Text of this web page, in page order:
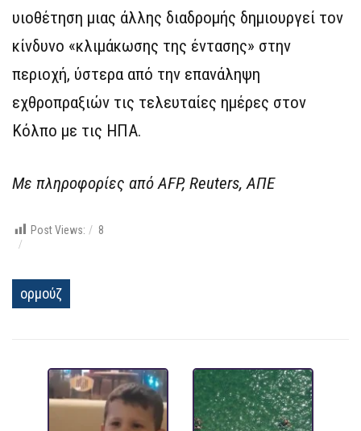
υιοθέτηση μιας άλλης διαδρομής δημιουργεί τον
κίνδυνο «κλιμάκωσης της έντασης» στην
περιοχή, ύστερα από την επανάληψη
εχθροπραξιών τις τελευταίες ημέρες στον
Κόλπο με τις ΗΠΑ.
Με πληροφορίες από AFP, Reuters, ΑΠΕ
Post Views: 8
ορμούζ